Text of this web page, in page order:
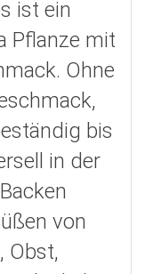
ist ein
Pflanze mit
Ohne
bis
in der
von
Obst,